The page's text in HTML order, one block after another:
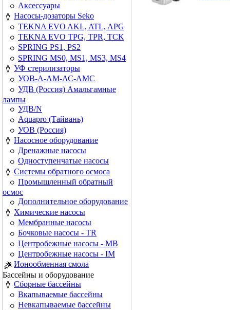
Аксессуары
Насосы-дозаторы Seko
TEKNA EVO AKL, ATL, APG
TEKNA EVO TPG, TPR, TCK
SPRING PS1, PS2
SPRING MS0, MS1, MS3, MS4
УФ стерилизаторы
УОВ-А-АМ-АС-АМС
УДВ (Россия) Амальгамные
лампы
УДВ/N
Aquapro (Тайвань)
УОВ (Россия)
Насосное оборудование
Дренажные насосы
Одноступенчатые насосы
Системы обратного осмоса
Промышленный обратный
осмос
Дополнительное оборудование
Химические насосы
Мембранные насосы
Бочковые насосы - TR
Центробежные насосы - MB
Центробежные насосы - IM
Ионообменная смола
Бассейны и оборудование
Сборные бассейны
Вкапываемые бассейны
Невкапываемые бассейны